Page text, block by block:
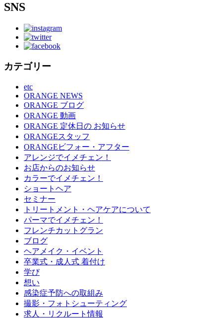
SNS
カテゴリー
etc
ORANGE NEWS
ORANGE ブログ
ORANGE 動画
ORANGE 定休日の お知らせ
ORANGEスタッフ
ORANGEビフォー・アフター
アレンジでイメチェン！
お店からのお知らせ
カラーでイメチェン！
ショートヘア
セミナー
トリートメント・ヘアケアについて
パーマでイメチェン！
フレンチカットグラン
ブログ
ヘアメイク・イベント
卒業式・成人式 着付け
学び
想い
感染症予防への取組み
撮影・フォトシューティング
求人・リクルート情報